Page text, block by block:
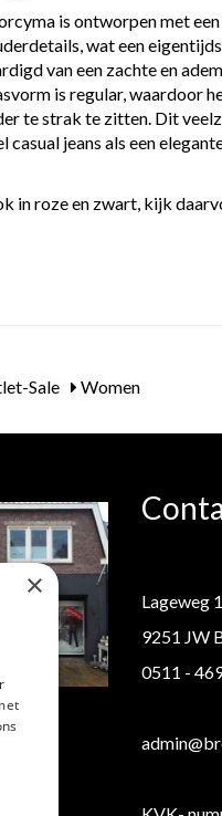
is ontworpen met
wat een
van een zachte en
is regular, waardoor
te strak te zitten. Dit
casual jeans als een
in roze en zwart, kijk
Sale Women
Lageweg
9251 JW
0511 -
×